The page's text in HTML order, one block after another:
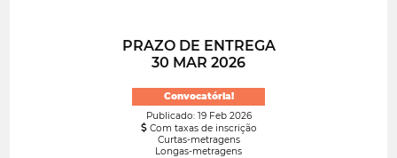
PRAZO DE ENTREGA
30 MAR 2026
Convocatória!
Publicado: 19 Feb 2026
Com taxas de inscrição
Curtas-metragens
Longas-metragens